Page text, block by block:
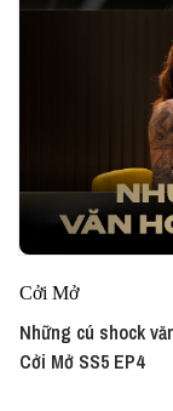
Cởi Mở
Những cú shock
Cởi Mở SS5 EP4